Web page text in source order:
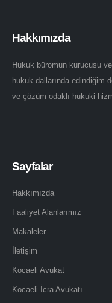
Hakkımızda
Hukuk büromun kurucusu
hukuk dallarında edindiğim
ve çözüm odaklı hukuki
Sayfalar
Hakkımızda
Faaliyet Alanlarımız
Makaleler
İletişim
Kocaeli Avukat
Kocaeli İcra Avukatı